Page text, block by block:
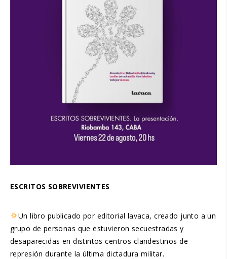
ESCRITOS SOBREVIVIENTES
Un libro publicado por editorial lavaca, creado junto a un
grupo de personas que estuvieron secuestradas y
desaparecidas en distintos centros clandestinos de
represión durante la última dictadura militar.